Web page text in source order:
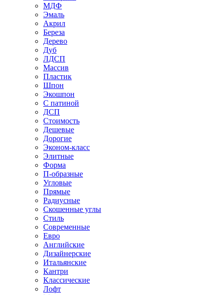
МДФ
Эмаль
Акрил
Береза
Дерево
Дуб
ЛДСП
Массив
Пластик
Шпон
Экошпон
С патиной
ДСП
Стоимость
Дешевые
Дорогие
Эконом-класс
Элитные
Форма
П-образные
Угловые
Прямые
Радиусные
Скошенные углы
Стиль
Современные
Евро
Английские
Дизайнерские
Итальянские
Кантри
Классические
Лофт